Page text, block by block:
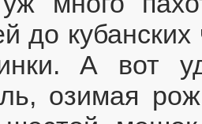
до
А вот
озимая